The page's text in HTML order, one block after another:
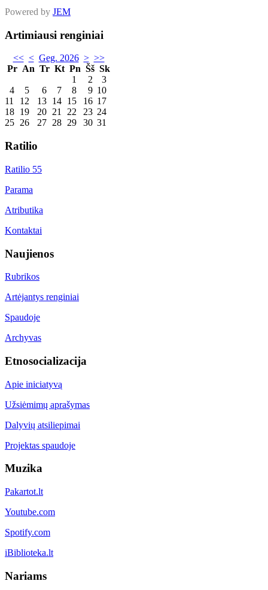
Powered by JEM
Artimiausi renginiai
<< < Geg. 2026 > >>
Pr An Tr Kt Pn Šš Sk
1
2
3
4
5 6 7 8 9 10
11
12 13 14 15 16 17
18 19 20 21 22 23 24
25 26 27 28 29 30 31
Ratilio
Ratilio 55
Parama
Atributika
Kontaktai
Naujienos
Rubrikos
Artėjantys renginiai
Spaudoje
Archyvas
Etnosocializacija
Apie iniciatyvą
Užsiėmimų aprašymas
Dalyvių atsiliepimai
Projektas spaudoje
Muzika
Pakartot.lt
Youtube.com
Spotify.com
iBiblioteka.lt
Nariams